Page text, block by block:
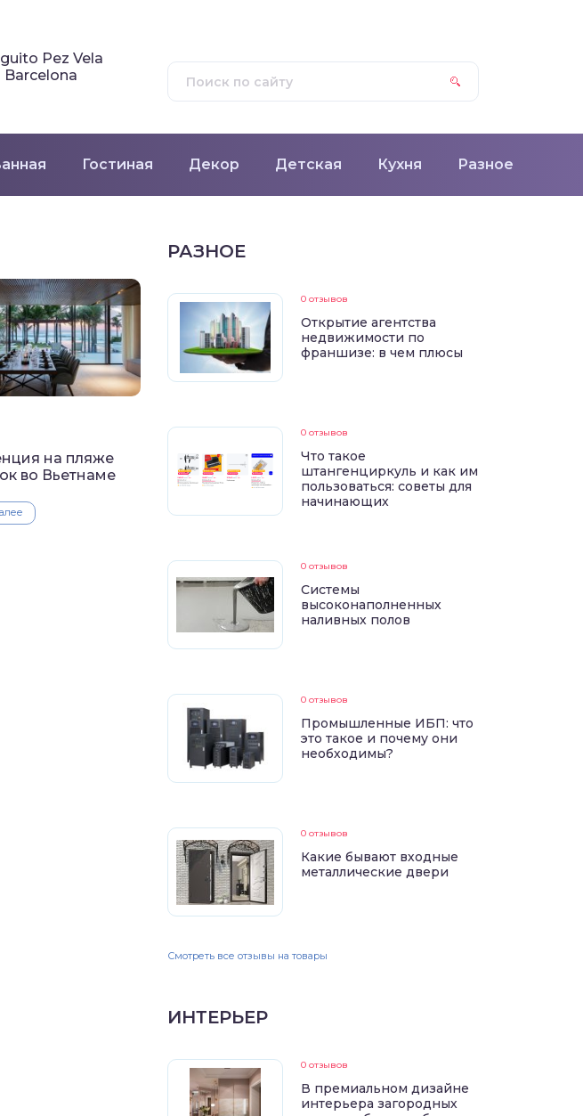
Pez Vela
Barcelona
Гостиная Декор Детская Кухня Разное
на пляже
во Вьетнаме
РАЗНОЕ
0 отзывов
Открытие агентства
недвижимости по
франшизе: в чем плюсы
0 отзывов
Что такое
штангенциркуль и как им
пользоваться: советы для
начинающих
0 отзывов
Системы
высоконаполненных
наливных полов
0 отзывов
Промышленные ИБП: что
это такое и почему они
необходимы?
0 отзывов
Какие бывают входные
металлические двери
Смотреть все отзывы на товары
ИНТЕРЬЕР
0 отзывов
В премиальном дизайне
интерьера загородных